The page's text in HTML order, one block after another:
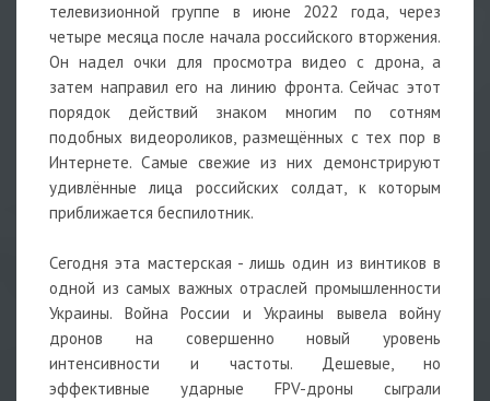
телевизионной группе в июне 2022 года, через
четыре месяца после начала российского вторжения.
Он надел очки для просмотра видео с дрона, а
затем направил его на линию фронта. Сейчас этот
порядок действий знаком многим по сотням
подобных видеороликов, размещённых с тех пор в
Интернете. Самые свежие из них демонстрируют
удивлённые лица российских солдат, к которым
приближается беспилотник.
Сегодня эта мастерская - лишь один из винтиков в
одной из самых важных отраслей промышленности
Украины. Война России и Украины вывела войну
дронов на совершенно новый уровень
интенсивности и частоты. Дешевые, но
эффективные ударные FPV-дроны сыграли